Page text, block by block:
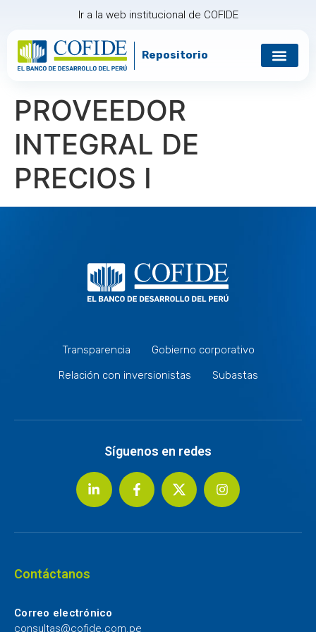
Ir a la web institucional de COFIDE
Repositorio
PROVEEDOR
INTEGRAL DE
PRECIOS I
Transparencia
Gobierno corporativo
Relación con inversionistas
Subastas
Síguenos en redes
Contáctanos
Correo electrónico
consultas@cofide.com.pe